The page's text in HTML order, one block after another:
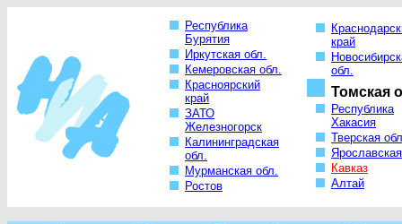
Республика
Бурятия
Иркутская обл.
Кемеровская обл.
Красноярский
край
ЗАТО
Железногорск
Калининградская
обл.
Мурманская обл.
Ростов
край
обл.
Томская
Республика
Хакасия
Тверская
Кавказ
Алтай